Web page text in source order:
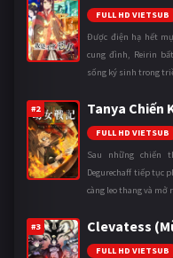
FULL HD VIETSUB
Được điện hạ hết
cung đình, Reirin
sống ký sinh trong
#2 Tanya Chiến
FULL HD VIETSUB
Sau những chiến
Degurechaff tiếp tục
càng leo thang và
#3 Clevatess
FULL HD VIETSUB